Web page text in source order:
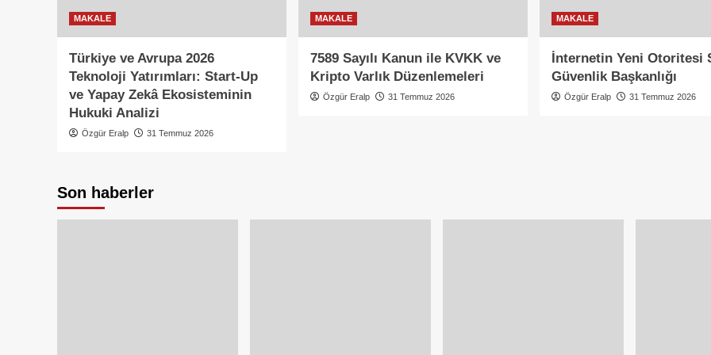
MAKALE
Türkiye ve Avrupa 2026
Teknoloji Yatırımları: Start-Up
ve Yapay Zekâ Ekosisteminin
Hukuki Analizi
Özgür Eralp 31 Temmuz 2026
MAKALE
7589 Sayılı Kanun ile KVKK ve
Kripto Varlık Düzenlemeleri
Özgür Eralp 31 Temmuz 2026
MAKALE
İnternetin Yeni Otoritesi
Güvenlik Başkanlığı
Özgür Eralp 31 Temmuz 2026
Son haberler